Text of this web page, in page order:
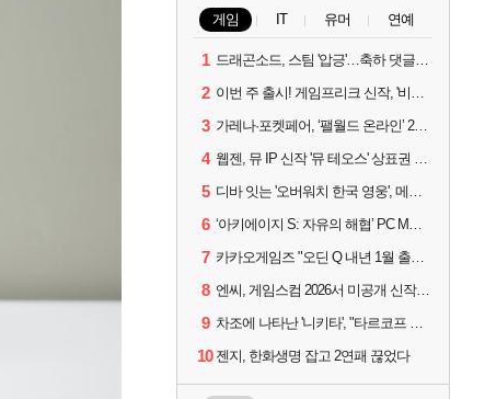
게임 IT 유머 연예
1 드래곤소드, 스팀 '압긍'…축하 댓글 달고 게임 코드 받자!
2 이번 주 출시! 게임프리크 신작, '비스트 오브 리인카네이션'
3 가레나·포켓페어, ‘팰월드 온라인’ 2026년 출시 예고
4 웹젠, 뮤 IP 신작 '뮤 테오스' 상표권 출원
5 디바 잇는 '오버워치 한국 영웅', 메카 파일럿 디몬 나온다
6 ‘아키에이지 S: 자유의 해협’ PC MMORPG로 개발한다
7 카카오게임즈 "오딘 Q 내년 1월 출시, 연기는 없다"
8 엔씨, 게임스컴 2026서 미공개 신작 최초 공개
9 차조에 나타난 '니키타', "타르코프 PvE 프레스티지 연내 출시 목표"
10 젠지, 한화생명 잡고 2연패 끊었다